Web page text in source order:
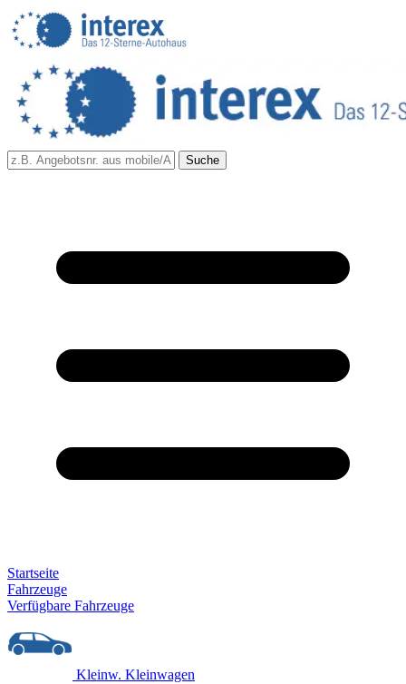
Suche
Startseite
Fahrzeuge
Verfügbare Fahrzeuge
Kleinw. Kleinwagen